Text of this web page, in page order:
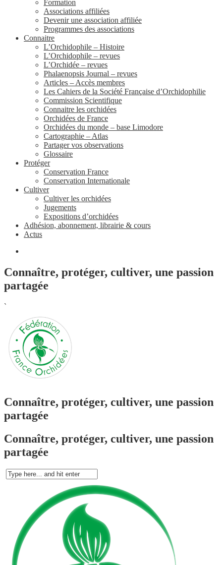
Formation
Associations affiliées
Devenir une association affiliée
Programmes des associations
Connaitre
L’Orchidophile – Histoire
L’Orchidophile – revues
L’Orchidée – revues
Phalaenopsis Journal – revues
Articles – Accès membres
Les Cahiers de la Société Française d’Orchidophilie
Commission Scientifique
Connaitre les orchidées
Orchidées de France
Orchidées du monde – base Limodore
Cartographie – Atlas
Partager vos observations
Glossaire
Protéger
Conservation France
Conservation Internationale
Cultiver
Cultiver les orchidées
Jugements
Expositions d’orchidées
Adhésion, abonnement, librairie & cours
Actus
Connaître, protéger, cultiver, une passion
partagée
`
Connaître, protéger, cultiver, une passion
partagée
Connaître, protéger, cultiver, une passion
partagée